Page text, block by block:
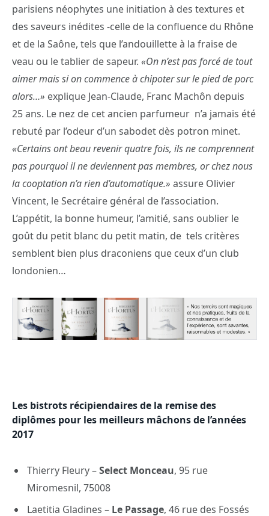
parisiens néophytes une initiation à des textures et
des saveurs inédites -celle de la confluence du Rhône
et de la Saône, tels que l’andouillette à la fraise de
veau ou le tablier de sapeur. «On n’est pas forcé de tout
aimer mais si on commence à chipoter sur le pied de porc
alors…» explique Jean-Claude, Franc Machôn depuis
25 ans. Le nez de cet ancien parfumeur n’a jamais été
rebuté par l’odeur d’un sabodet dès potron minet.
«Certains ont beau revenir quatre fois, ils ne comprennent
pas pourquoi il ne deviennent pas membres, or chez nous
la cooptation n’a rien d’automatique.» assure Olivier
Vincent, le Secrétaire général de l’association.
L’appétit, la bonne humeur, l’amitié, sans oublier le
goût du petit blanc du petit matin, de tels critères
semblent bien plus draconiens que ceux d’un club
londonien…
Les bistrots récipiendaires de la remise des
diplômes pour les meilleurs mâchons de l’années
2017
Thierry Fleury –Select Monceau, 95 rue
Miromesnil, 75008
Laetitia Gladines – Le Passage, 46 rue des Fossés